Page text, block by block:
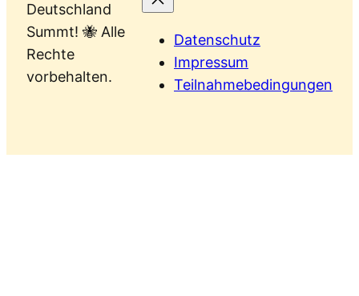
Deutschland
Summt! 🐝 Alle
Rechte
vorbehalten.
Datenschutz
Impressum
Teilnahmebedingungen